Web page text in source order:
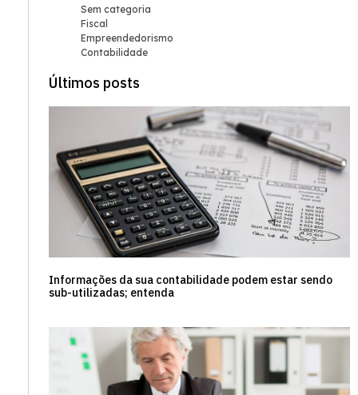
Sem categoria
Fiscal
Empreendedorismo
Contabilidade
Últimos posts
Informações da sua contabilidade podem estar sendo
sub-utilizadas; entenda